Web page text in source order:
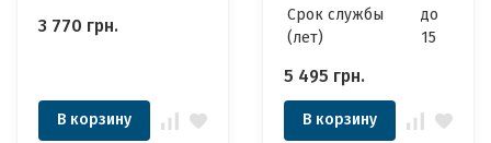
3 770 грн.
В корзину
Cрок службы
(лет)
до
15
5 495 грн.
В корзину